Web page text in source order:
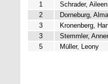
1
Schrader, Aileen
2
Dorneburg, Alma
3
Kronenberg,
3
Stemmler,
5
Müller, Leony